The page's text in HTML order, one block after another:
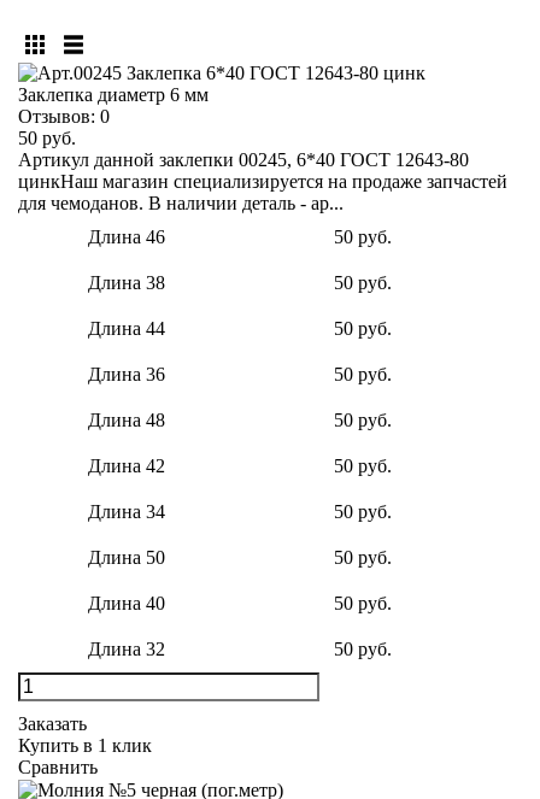
Заклепка диаметр 6 мм
Отзывов: 0
50 руб.
Артикул данной заклепки 00245, 6*40 ГОСТ 12643-80
цинкНаш магазин специализируется на продаже запчастей
для чемоданов. В наличии деталь - ар...
Длина 46
50 руб.
Длина 38 50 руб.
Длина 44 50 руб.
Длина 36 50 руб.
Длина 48 50 руб.
Длина 42 50 руб.
Длина 34 50 руб.
Длина 50 50 руб.
Длина 40 50 руб.
Длина 32 50 руб.
Заказать
Купить в 1 клик
Сравнить